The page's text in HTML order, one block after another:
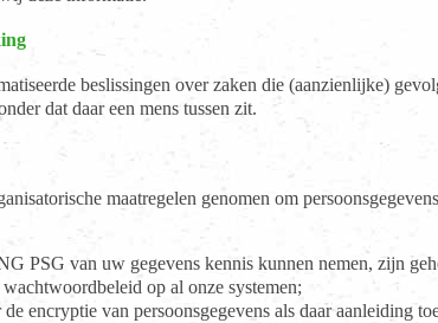
beslissingen over zaken die (aanzienlijke)
dat daar een mens tussen zit.
maatregelen genomen om
PSG van uw gegevens kennis kunnen nemen, zijn
op al onze systemen;
encryptie van persoonsgegevens als daar aanleiding